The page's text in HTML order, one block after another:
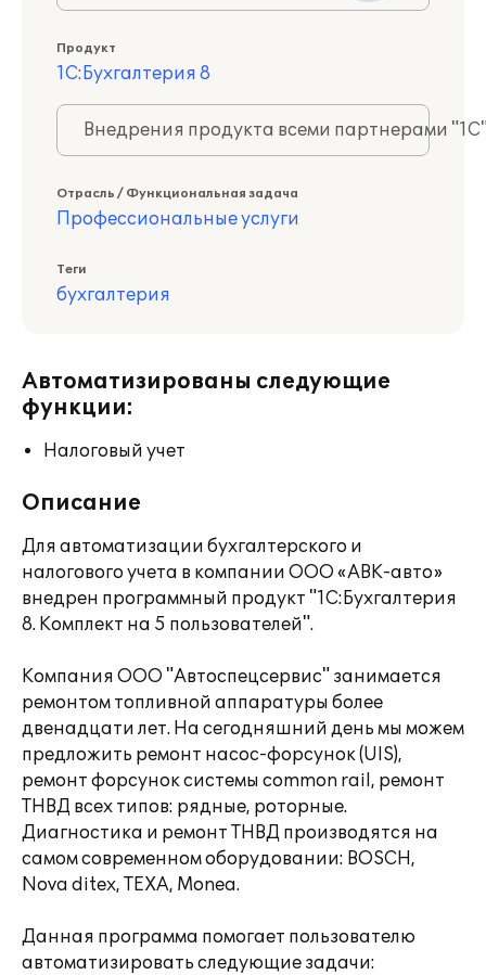
Продукт
1С:Бухгалтерия 8
Внедрения продукта всеми партнерами
Отрасль / Функциональная задача
Профессиональные услуги
Теги
бухгалтерия
Автоматизированы следующие
функции:
Налоговый учет
Описание
Для автоматизации бухгалтерского и
налогового учета в компании ООО «АВК-авто»
внедрен программный продукт "1С:Бухгалтерия
8. Комплект на 5 пользователей".
Компания ООО "Автоспецсервис" занимается
ремонтом топливной аппаратуры более
двенадцати лет. На сегодняшний день мы можем
предложить ремонт насос-форсунок (UIS),
ремонт форсунок системы common rail, ремонт
ТНВД всех типов: рядные, роторные.
Диагностика и ремонт ТНВД производятся на
самом современном оборудовании: BOSCH,
Nova ditex, TEXA, Monea.
Данная программа помогает пользователю
автоматизировать следующие задачи: